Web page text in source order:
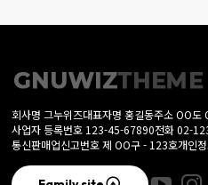
회사명 그누위즈대표자명 홍길동주소 OO도
사업자 등록번호 123-45-67890전화 02-
통신판매업신고번호 제 OO구 - 123호개인